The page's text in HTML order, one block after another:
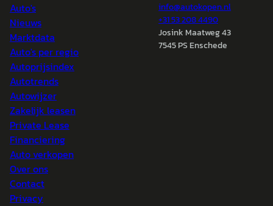
Auto's
Nieuws
Marktdata
Auto's per regio
Autoprijsindex
Autotrends
Autowijzer
Zakelijk leasen
Private Lease
Financiering
Auto verkopen
Over ons
Contact
Privacy
info@autokopen.nl
+31 53 208 4490
Josink Maatweg 43
7545 PS Enschede